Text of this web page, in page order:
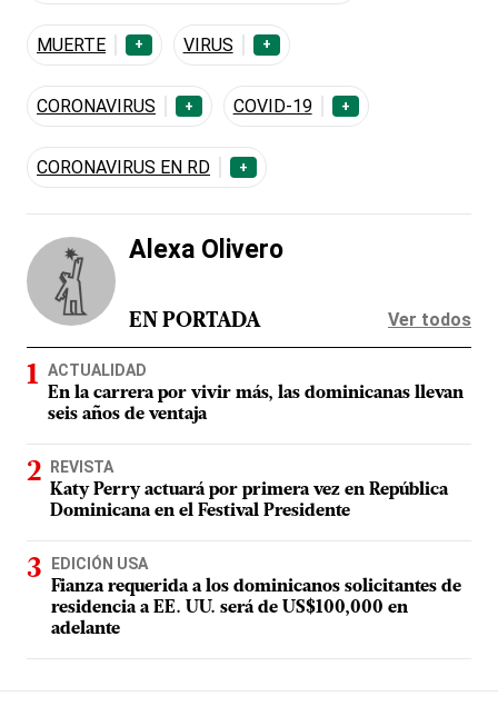
MUERTE + VIRUS +
CORONAVIRUS + COVID-19 +
CORONAVIRUS EN RD +
Alexa Olivero
EN PORTADA Ver todos
ACTUALIDAD
En la carrera por vivir más, las dominicanas llevan
seis años de ventaja
REVISTA
Katy Perry actuará por primera vez en República
Dominicana en el Festival Presidente
EDICIÓN USA
Fianza requerida a los dominicanos solicitantes de
residencia a EE. UU. será de US$100,000 en
adelante